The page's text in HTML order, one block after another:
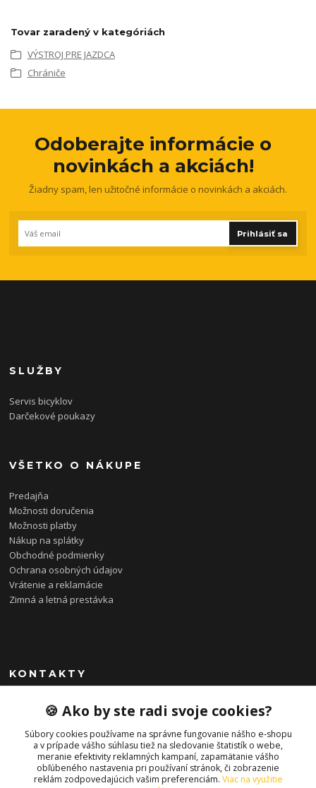
Tovar zaradený v kategóriách
VÝSTROJ PRE JAZDCA
Chrániče
Odoberajte informácie o
novinkách a akciách!
Žiadny spam, len užitočné informácie o novinkách a akciách.
Prihlásiť sa
SLUŽBY
Servis bicyklov
Darčekové poukazy
VŠETKO O NÁKUPE
Predajňa
Možnosti doručenia
Možnosti platby
Nákup na splátky
Obchodné podmienky
Ochrana osobných údajov
Vrátenie a reklamácie
Zimná a letná prestávka
KONTAKTY
0948 085 857
(Ut-Pia 11-19 hod., So 09-14 hod.)
info@bonkybike.sk
🍪 Ako by ste radi svoje cookies?
Súbory cookies používame na správne fungovanie nášho e-shopu
a v prípade vášho súhlasu tiež na sledovanie štatistík o webe,
meranie efektivity reklamných kampaní, zapamätanie vášho
obľúbeného nastavenia pri používaní stránok, či zobrazenie
reklám zodpovedajúcich vašim preferenciám. Viac na využitie